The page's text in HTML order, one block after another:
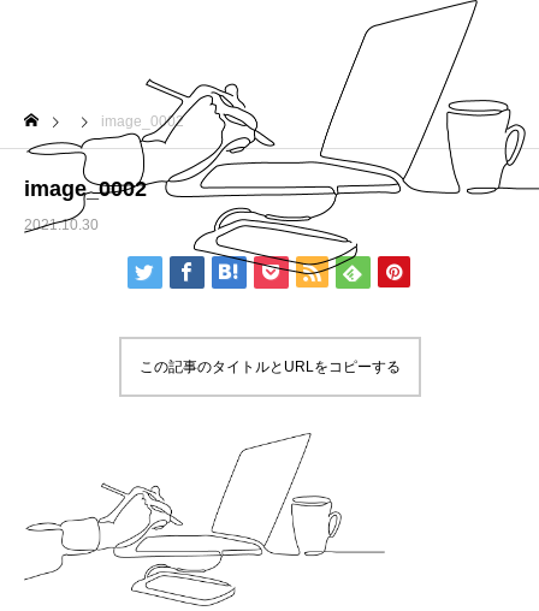
image_0002
image_0002
2021.10.30
この記事のタイトルとURLをコピーする